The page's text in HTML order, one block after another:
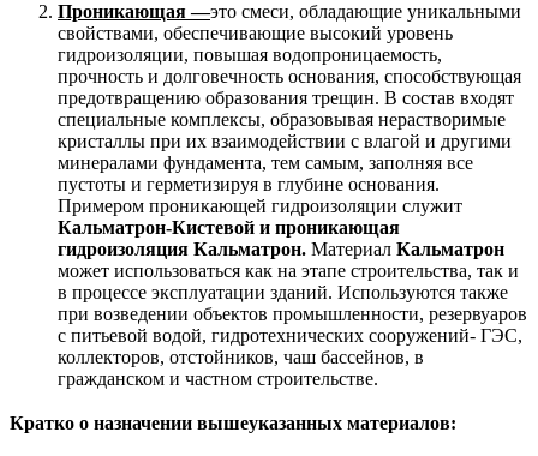
Проникающая —это смеси, обладающие уникальными
свойствами, обеспечивающие высокий уровень
гидроизоляции, повышая водопроницаемость,
прочность и долговечность основания, способствующая
предотвращению образования трещин. В состав входят
специальные комплексы, образовывая нерастворимые
кристаллы при их взаимодействии с влагой и другими
минералами фундамента, тем самым, заполняя все
пустоты и герметизируя в глубине основания.
Примером проникающей гидроизоляции служит
Кальматрон-Кистевой и проникающая
гидроизоляция Кальматрон. Материал Кальматрон
может использоваться как на этапе строительства, так и
в процессе эксплуатации зданий. Используются также
при возведении объектов промышленности, резервуаров
с питьевой водой, гидротехнических сооружений- ГЭС,
коллекторов, отстойников, чаш бассейнов, в
гражданском и частном строительстве.
Кратко о назначении вышеуказанных материалов: